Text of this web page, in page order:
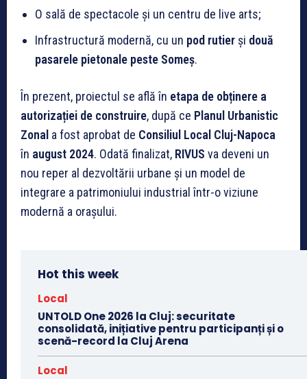
O sală de spectacole și un centru de live arts;
Infrastructură modernă, cu un pod rutier și două
pasarele pietonale peste Someș.
În prezent, proiectul se află în etapa de obținere a
autorizației de construire, după ce Planul Urbanistic
Zonal a fost aprobat de Consiliul Local Cluj-Napoca
în august 2024. Odată finalizat, RIVUS va deveni un
nou reper al dezvoltării urbane și un model de
integrare a patrimoniului industrial într-o viziune
modernă a orașului.
Hot this week
Local
UNTOLD One 2026 la Cluj: securitate
consolidată, inițiative pentru participanți și o
scenă-record la Cluj Arena
Local